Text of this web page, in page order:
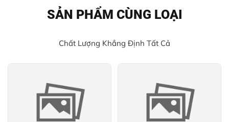
SẢN PHẨM CÙNG LOẠI
Chất Lượng Khẳng Định Tất Cả